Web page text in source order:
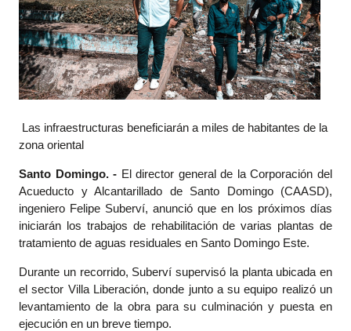
Las infraestructuras beneficiarán a miles de habitantes de la
zona oriental
Santo Domingo. - El director general de la Corporación del
Acueducto y Alcantarillado de Santo Domingo (CAASD),
ingeniero Felipe Suberví, anunció que en los próximos días
iniciarán los trabajos de rehabilitación de varias plantas de
tratamiento de aguas residuales en Santo Domingo Este.
Durante un recorrido, Suberví supervisó la planta ubicada en
el sector Villa Liberación, donde junto a su equipo realizó un
levantamiento de la obra para su culminación y puesta en
ejecución en un breve tiempo.